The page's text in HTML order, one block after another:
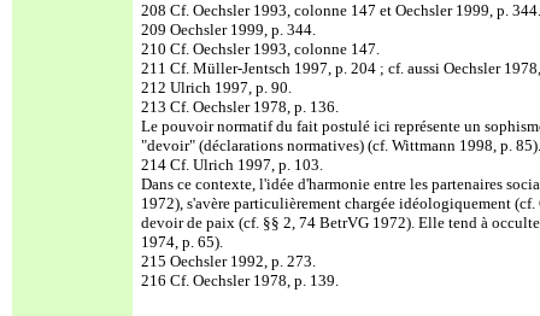
208 Cf. Oechsler 1993, colonne 147 et Oechsler 1999, p. 344.
209 Oechsler 1999, p. 344.
210 Cf. Oechsler 1993, colonne 147.
211 Cf. Müller-Jentsch 1997, p. 204 ; cf. aussi Oechsler
212 Ulrich 1997, p. 90.
213 Cf. Oechsler 1978, p. 136.
Le pouvoir normatif du fait postulé ici représente un
"devoir" (déclarations normatives) (cf. Wittmann 1998, p. 85).
214 Cf. Ulrich 1997, p. 103.
Dans ce contexte, l'idée d'harmonie entre les partenaires
1972), s'avère particulièrement chargée idéologiquement
devoir de paix (cf. §§ 2, 74 BetrVG 1972). Elle tend à
1974, p. 65).
215 Oechsler 1992, p. 273.
216 Cf. Oechsler 1978, p. 139.